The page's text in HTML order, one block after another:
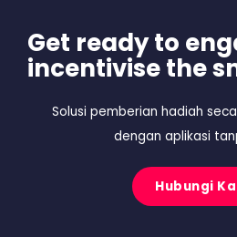
Get ready to
incentivise the
Solusi pemberian hadiah
dengan aplikasi
Hubungi